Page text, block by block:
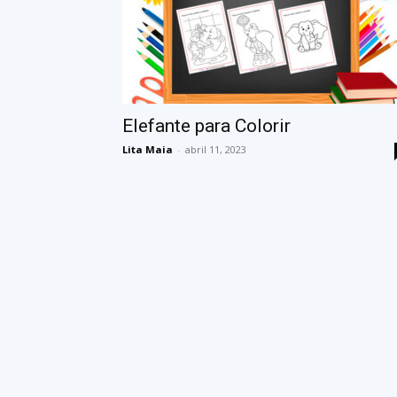
Elefante para Colorir
Lita Maia - abril 11, 2023